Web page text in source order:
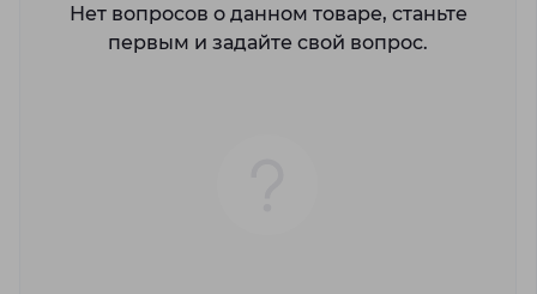
Нет вопросов о данном товаре, станьте
первым и задайте свой вопрос.